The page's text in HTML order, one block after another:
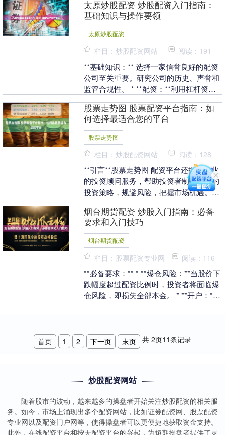
知识至关重要。 ....
太原炒股配资 炒股配资入门指南：
基础知识与操作要领
太原炒股配资
栏目：炒股配资网站 阅读：191
**基础知识：** 选择一家信誉良好的配资
公司至关重要。研究公司的历史、声誉和
监管合规性。 * **配资：**利用杠杆资金
股票走势图 股票配资平台指南：如
何选择最适合您的平台
股票走势图
栏目：炒股配资网站 阅读：128
**引言**股票走势图 配资平台还提供专业
的投资顾问服务，帮助投资者制定合理的
投资策略，规避风险，把握市场机遇。同
让投资者及....
烟台期货配资 炒股入门指南：必备
要求和入门技巧
烟台期货配资
栏目：股票配资专业网 阅读：116
**必备要求：** * **爆仓风险：**当股价下
跌幅度超过配资比例时，投资者将面临爆
仓风险，即损失全部本金。 * **开户：**
首页 1 2 下一页 末页 共 2页11条记录
炒股配资网站
随着股市的波动，越来越多的操盘者开始关注炒股配资的相关服
务。如今，市场上涌现出多个配资网站，比如证券配资网、股票配资
专业网以及配资门户网等，使得操盘者可以更便捷地获取资金支持。
此外，在线配资平台和按天配资平台的兴起，为短期操盘者提供了灵